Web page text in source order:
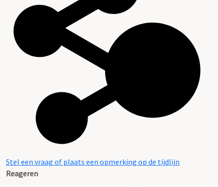
Stel een vraag of plaats een opmerking op de tijdlijn
Reageren